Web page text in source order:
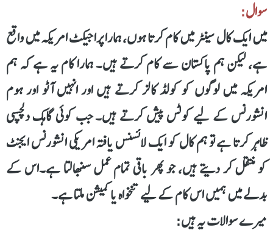
سوال:
میں ایک کال سینٹر میں کام کرتا ہوں، ہمارا پراجیکٹ امریکہ میں واقع
ہے، لیکن ہم پاکستان سے کام کرتے ہیں۔ ہمارا کام یہ ہے کہ ہم
امریکہ میں لوگوں کو کولڈ کالز کرتے ہیں اور انہیں آٹو اور ہوم
انشورنس کے لیے کوٹس پیش کرتے ہیں۔ جب کوئی گاہک دلچسپی
ظاہر کرتا ہے تو ہم کال کو ایک لائسنس یافتہ امریکی انشورنس ایجنٹ
کو منتقل کر دیتے ہیں، جو پھر باقی تمام عمل سنبھالتا ہے۔اس کے
بدلے میں ہمیں اس کام کے لیے تنخواہ یا کمیشن ملتا ہے۔
میرے سوالات یہ ہیں: